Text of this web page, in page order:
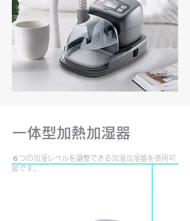
一体型加熱加湿器
６つの加湿レベルを調整できる加温加湿器を使用可
能です。